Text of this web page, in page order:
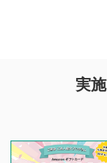
を目的として、各
投稿ができます。
実